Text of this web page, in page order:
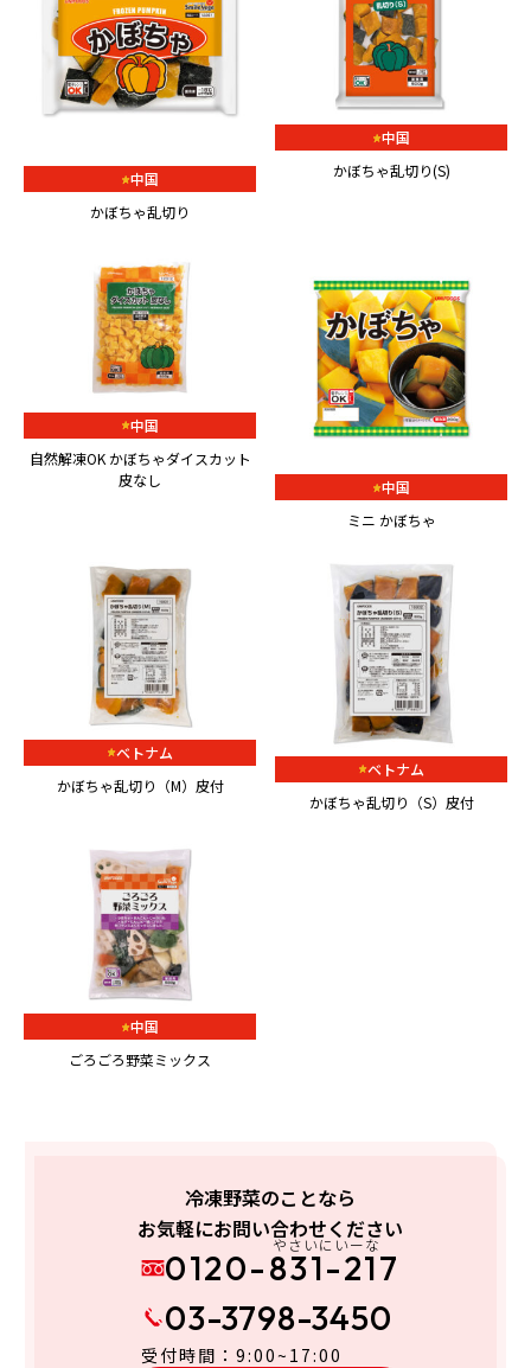
中国
かぼちゃ乱切り
中国
かぼちゃ乱切り(S)
中国
自然解凍OK かぼちゃダイスカット
皮なし
中国
ミニ かぼちゃ
ベトナム
かぼちゃ乱切り（M）皮付
ベトナム
かぼちゃ乱切り（S）皮付
中国
ごろごろ野菜ミックス
冷凍野菜のことなら
お気軽にお問い合わせください
0120-831-217
やさいにいーな
03-3798-3450
受付時間：9:00~17:00